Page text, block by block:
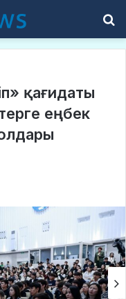
қағидаты
еңбек